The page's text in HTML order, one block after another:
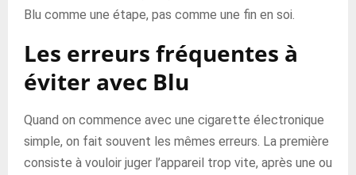
Blu comme une étape, pas comme une fin en soi.
Les erreurs fréquentes à
éviter avec Blu
Quand on commence avec une cigarette électronique
simple, on fait souvent les mêmes erreurs. La première
consiste à vouloir juger l’appareil trop vite, après une ou